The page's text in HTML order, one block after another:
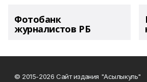
Фотобанк
журналистов РБ
© 2015-2026 Сайт издания "Асылыкуль"